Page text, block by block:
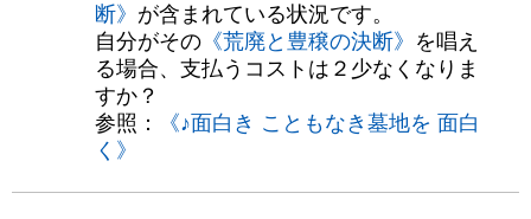
断》 が含まれている状況です。
自分がその 《荒廃と豊穣の決断》 を唱え
る場合、支払うコストは２少なくなりま
すか？
参照：
《♪面白き こともなき墓地を 面白
く》